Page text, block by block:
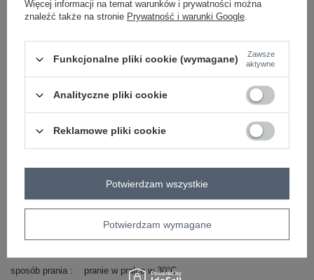
Kod produktu
IR-KMPL-7282.08P
ITALY MODA
typ produktu
bluzka+spodnie
okazja
codzienne
wzór
dominujący
nadruk
cechy
wiązanie falbana
skład materiału 80% wiskoza 20% poliamid
sposób prania pranie w pralce w 30°C
Więcej informacji na temat warunków i prywatności można
znaleźć także na stronie Prywatność i warunki Google.
Funkcjonalne pliki cookie (wymagane)
Zawsze
aktywne
Analityczne pliki cookie
Reklamowe pliki cookie
Potwierdzam wymagane
Potwierdzam wszystkie